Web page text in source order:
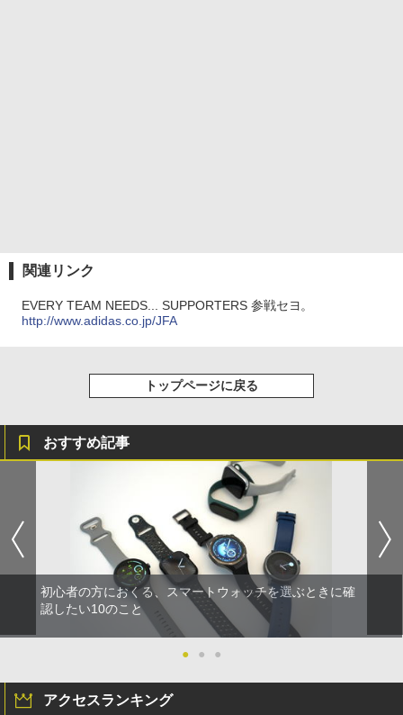
関連リンク
EVERY TEAM NEEDS... SUPPORTERS 参戦セヨ。
http://www.adidas.co.jp/JFA
トップページに戻る
おすすめ記事
初心者の方におくる、スマートウォッチを選ぶときに確
認したい10のこと
● ● ●
アクセスランキング